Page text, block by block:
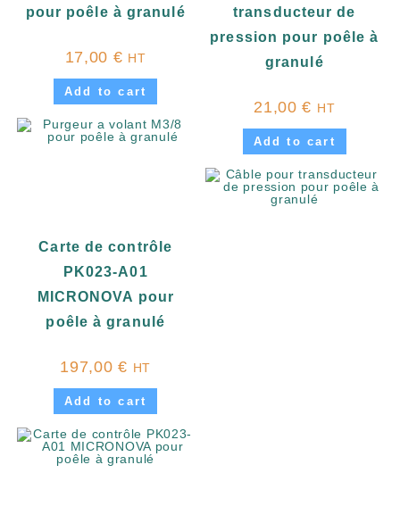
pour poêle à granulé
17,00 € HT
Add to cart
transducteur de
pression pour poêle à
granulé
21,00€ HT
Add to cart
Carte de contrôle
PK023-A01
MICRONOVA pour
poêle à granulé
197,00€ HT
Add to cart